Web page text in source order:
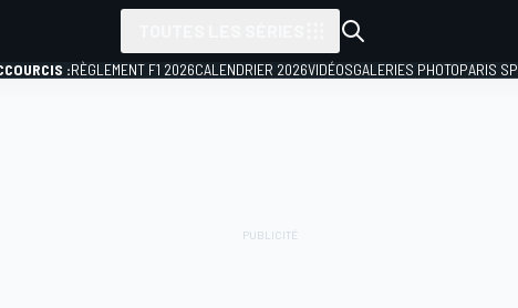
:RÈGLEMENT F1 2026CALENDRIER 2026VIDÉOSGALERIES PHOTOPARIS